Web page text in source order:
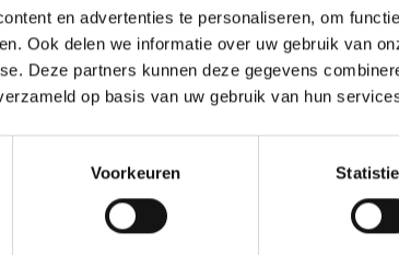
en advertenties te personaliseren, om
Ook delen we informatie over uw gebruik van
Deze partners kunnen deze gegevens
op basis van uw gebruik van hun
Voorkeuren
pack of 60, you're
compared to Kodak Zinc.